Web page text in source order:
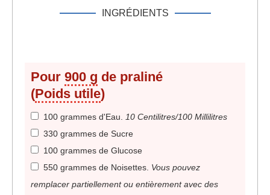
INGRÉDIENTS
Pour 900 g de praliné
(Poids utile)
100 grammes d'Eau
10 Centilitres/100 Millilitres
330 grammes de Sucre
100 grammes de Glucose
550 grammes de Noisettes Vous pouvez
remplacer partiellement ou entièrement avec des